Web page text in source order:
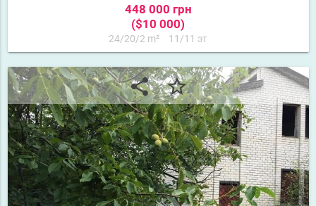
448 000 грн
($10 000)
24/20/2 m² 11/11 эт
share star_border